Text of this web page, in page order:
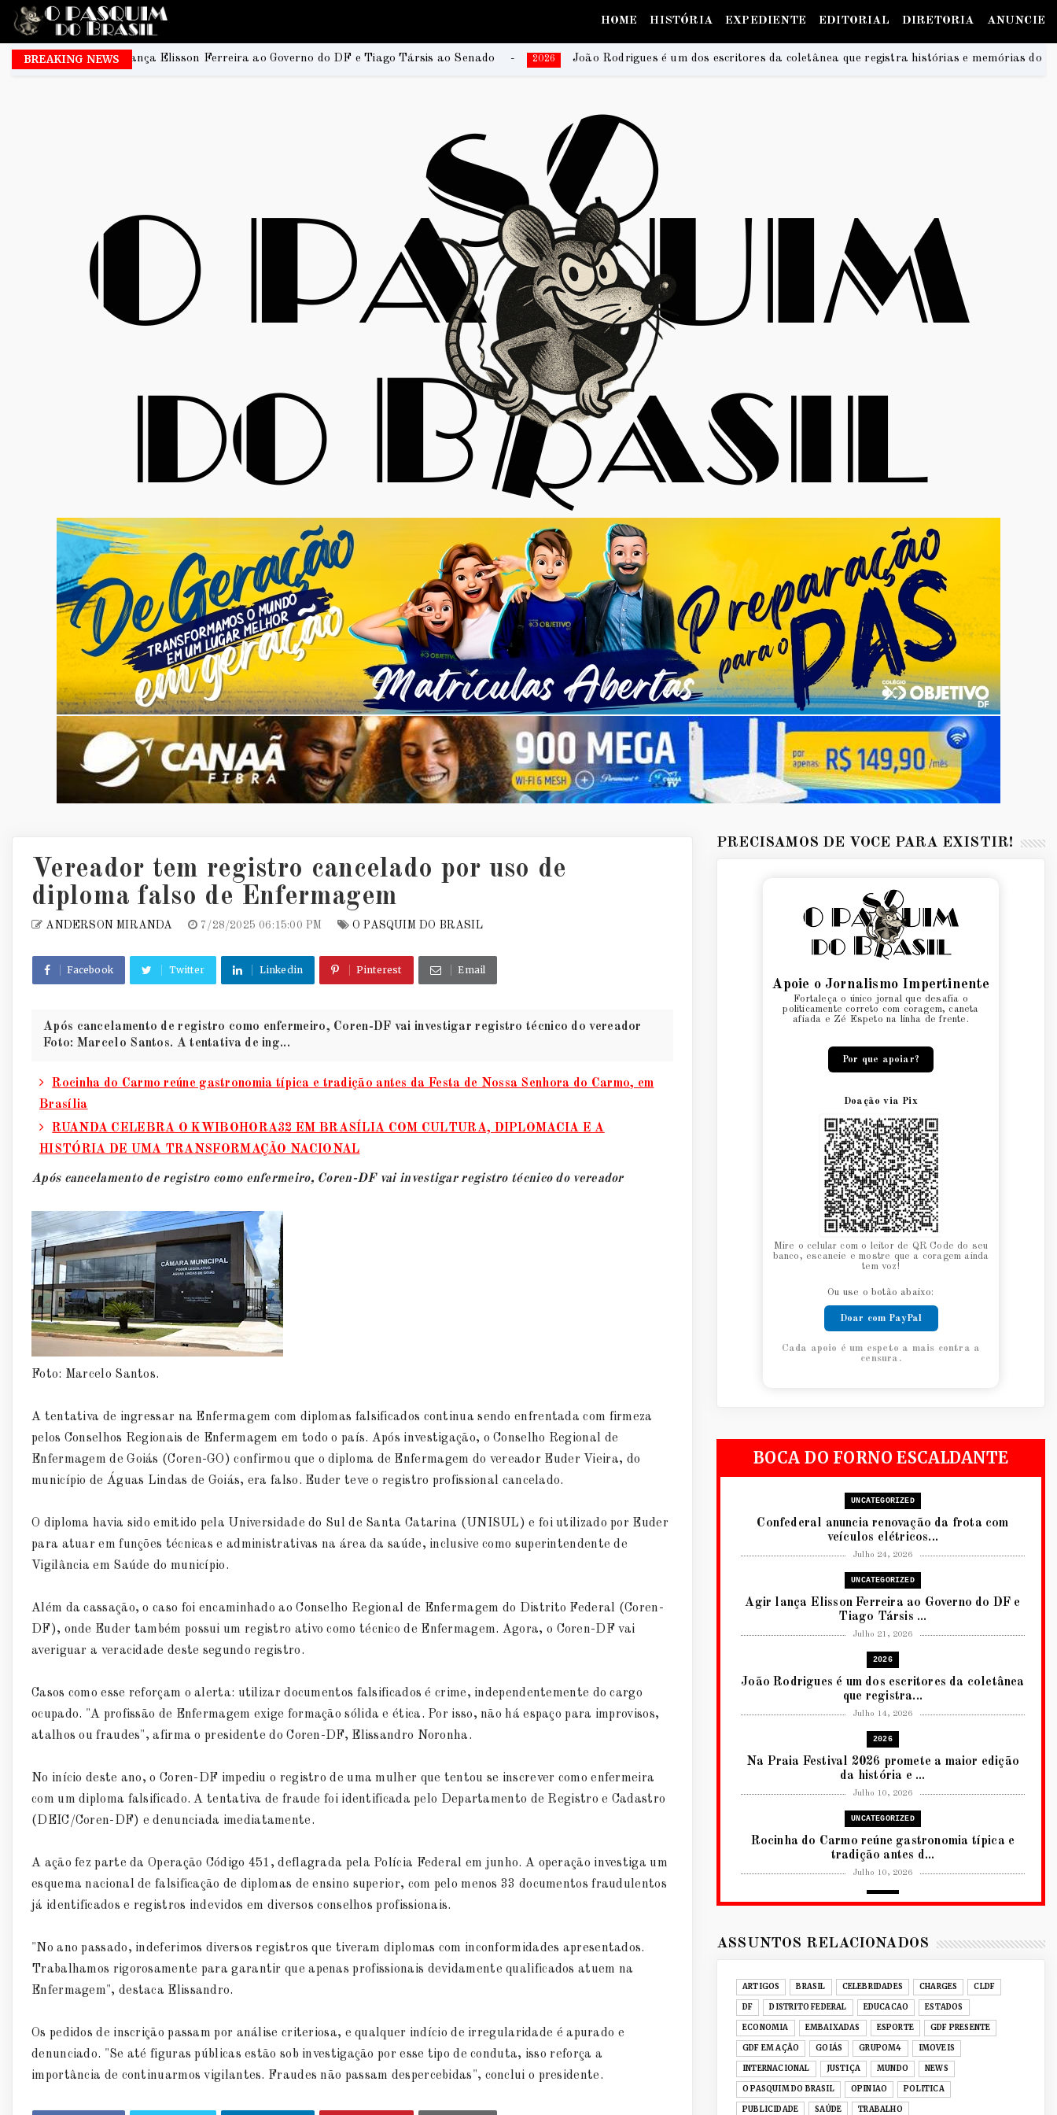
HOME HISTÓRIA EXPEDIENTE EDITORIAL DIRETORIA ANUNCIE
BREAKING NEWS
Elisson Ferreira ao Governo do DF e Tiago Társis ao Senado 2026 João Rodrigues é um dos escritores da coletânea que registra histórias e memórias do Guará 2026 Na
Vereador tem registro cancelado por uso de
diploma falso de Enfermagem
ANDERSON MIRANDA 7/28/2025 06:15:00 PM O PASQUIM DO BRASIL
Facebook Twitter Linkedin Pinterest Email
Após cancelamento de registro como enfermeiro, Coren-DF vai investigar registro técnico do vereador
Foto: Marcelo Santos. A tentativa de ing...
Rocinha do Carmo reúne gastronomia típica e tradição antes da Festa de Nossa Senhora do Carmo, em
Brasília
RUANDA CELEBRA O KWIBOHORA32 EM BRASÍLIA COM CULTURA, DIPLOMACIA E A
HISTÓRIA DE UMA TRANSFORMAÇÃO NACIONAL
Após cancelamento de registro como enfermeiro, Coren-DF vai investigar registro técnico do vereador
Foto: Marcelo Santos.
A tentativa de ingressar na Enfermagem com diplomas falsificados continua sendo enfrentada com firmeza
pelos Conselhos Regionais de Enfermagem em todo o país. Após investigação, o Conselho Regional de
Enfermagem de Goiás (Coren-GO) confirmou que o diploma de Enfermagem do vereador Euder Vieira, do
município de Águas Lindas de Goiás, era falso. Euder teve o registro profissional cancelado.
O diploma havia sido emitido pela Universidade do Sul de Santa Catarina (UNISUL) e foi utilizado por Euder
para atuar em funções técnicas e administrativas na área da saúde, inclusive como superintendente de
Vigilância em Saúde do município.
Além da cassação, o caso foi encaminhado ao Conselho Regional de Enfermagem do Distrito Federal (Coren-
DF), onde Euder também possui um registro ativo como técnico de Enfermagem. Agora, o Coren-DF vai
averiguar a veracidade deste segundo registro.
Casos como esse reforçam o alerta: utilizar documentos falsificados é crime, independentemente do cargo
ocupado. "A profissão de Enfermagem exige formação sólida e ética. Por isso, não há espaço para improvisos,
atalhos ou fraudes", afirma o presidente do Coren-DF, Elissandro Noronha.
No início deste ano, o Coren-DF impediu o registro de uma mulher que tentou se inscrever como enfermeira
com um diploma falsificado. A tentativa de fraude foi identificada pelo Departamento de Registro e Cadastro
(DEIC/Coren-DF) e denunciada imediatamente.
A ação fez parte da Operação Código 451, deflagrada pela Polícia Federal em junho. A operação investiga um
esquema nacional de falsificação de diplomas de ensino superior, com pelo menos 33 documentos fraudulentos
já identificados e registros indevidos em diversos conselhos profissionais.
"No ano passado, indeferimos diversos registros que tiveram diplomas com inconformidades apresentados.
Trabalhamos rigorosamente para garantir que apenas profissionais devidamente qualificados atuem na
Enfermagem", destaca Elissandro.
Os pedidos de inscrição passam por análise criteriosa, e qualquer indício de irregularidade é apurado e
denunciado. "Se até figuras públicas estão sob investigação por esse tipo de conduta, isso reforça a
importância de continuarmos vigilantes. Fraudes não passam despercebidas", conclui o presidente.
PRECISAMOS DE VOCÊ PARA EXISTIR!
Apoie o Jornalismo Impertinente
Fortaleça o único jornal que desafia o
politicamente correto com coragem, caneta
afiada e Zé Espeto na linha de frente.
Por que apoiar?
Doação via Pix
Mire o celular com o leitor de QR Code do seu
banco, escaneie e mostre que a coragem ainda
tem voz!
Ou use o botão abaixo:
Doar com PayPal
Cada apoio é um espeto a mais contra a
censura.
BOCA DO FORNO ESCALDANTE
UNCATEGORIZED
Confederal anuncia renovação da frota com
veículos elétricos...
Julho 24, 2026
UNCATEGORIZED
Agir lança Elisson Ferreira ao Governo do DF e
Tiago Társis ...
Julho 21, 2026
2026
João Rodrigues é um dos escritores da coletânea
que registra...
Julho 14, 2026
2026
Na Praia Festival 2026 promete a maior edição
da história e ...
Julho 10, 2026
UNCATEGORIZED
Rocinha do Carmo reúne gastronomia típica e
tradição antes d...
Julho 10, 2026
BRASÍLIA COM CULTURA, DIPLOM...
UNCATEGORIZED
Senac-DF leva oficinas gastronômicas à 33ª
Expochê com recei...
Junho 15, 2026
ACERVO DIGITAL
Acervo histórico de O Pasquim ganha novas
edições digitais e...
Junho 14, 2026
ASSUNTOS RELACIONADOS
ARTIGOS BRASIL CELEBRIDADES CHARGES CLDF
DF DISTRITO FEDERAL EDUCACAO ESTADOS
ECONOMIA EMBAIXADAS ESPORTE GDF PRESENTE
GDF EM AÇÃO GOIÁS GRUPOM4 IMOVEIS
INTERNACIONAL JUSTIÇA MUNDO NEWS
O PASQUIM DO BRASIL OPINIAO POLITICA
PUBLICIDADE SAÚDE TRABALHO